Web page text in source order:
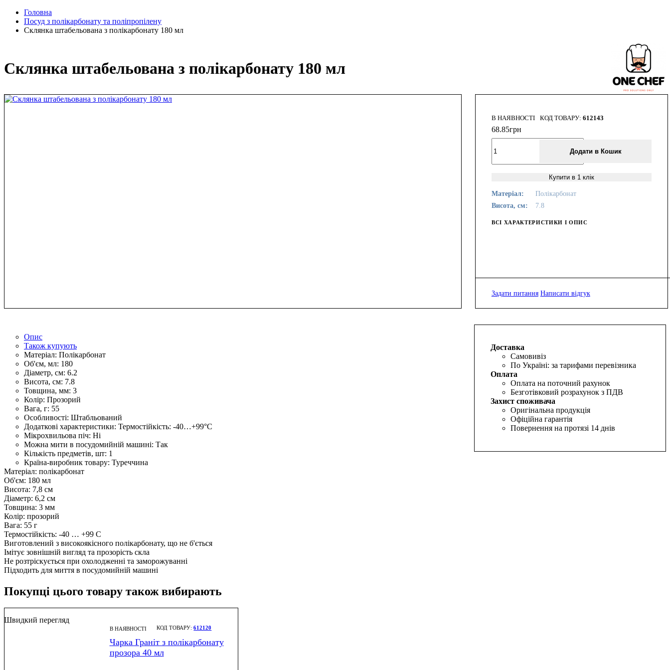
Головна
Посуд з полікарбонату та поліпропілену
Склянка штабельована з полікарбонату 180 мл
Склянка штабельована з полікарбонату 180 мл
В НАЯВНОСТІ 612143
68.85грн
Додати в Кошик
Купити в 1 клік
Матеріал:
Полікарбонат
Висота, см:
7.8
ВСІ ХАРАКТЕРИСТИКИ І ОПИС
Задати питання Написати відгук
Опис
Також купують
Матеріал: Полікарбонат
Об'єм, мл: 180
Діаметр, см: 6.2
Висота, см: 7.8
Товщина, мм: 3
Колір: Прозорий
Вага, г: 55
Особливості: Штабльований
Додаткові характеристики: Термостійкість: -40…+99°С
Мікрохвильова піч: Ні
Можна мити в посудомийній машині: Так
Кількість предметів, шт: 1
Країна-виробник товару: Туреччина
Матеріал: полікарбонат
Об'єм: 180 мл
Висота: 7,8 см
Діаметр: 6,2 см
Товщина: 3 мм
Колір: прозорий
Вага: 55 г
Термостійкість: -40 … +99 С
Виготовлений з високоякісного полікарбонату, що не б'ється
Імітує зовнішній вигляд та прозорість скла
Не розтріскується при охолодженні та заморожуванні
Підходить для миття в посудомийній машині
Покупці цього товару також вибирають
Швидкий перегляд
В НАЯВНОСТІ 612120
Чарка Граніт з полікарбонату
прозора 40 мл
Доставка
Самовивіз
По Україні: за тарифами перевізника
Оплата
Оплата на поточний рахунок
Безготівковий розрахунок з ПДВ
Захист споживача
Оригінальна продукція
Офіційна гарантія
Повернення на протязі 14 днів